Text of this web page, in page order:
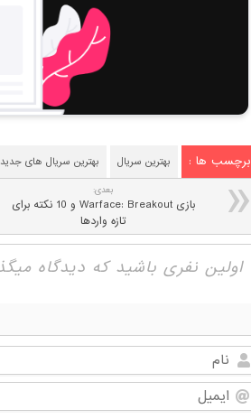
برچسب ها : بهترین سریال بهترین سریال های جدید
بعدی:
بازی Warface: Breakout و 10 نکته برای
تازه واردها